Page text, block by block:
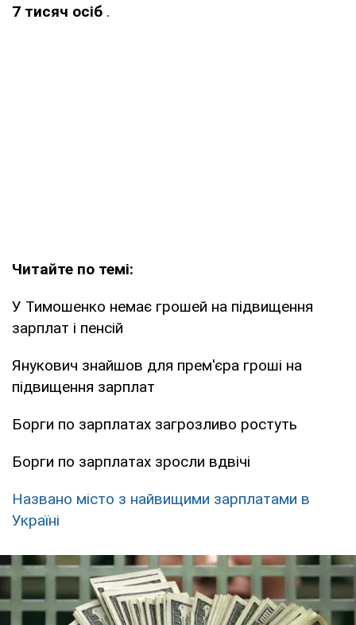
7 тисяч осіб .
Читайте по темі:
У Тимошенко немає грошей на підвищення
зарплат і пенсій
Янукович знайшов для прем'єра гроші на
підвищення зарплат
Борги по зарплатах загрозливо ростуть
Борги по зарплатах зросли вдвічі
Названо місто з найвищими зарплатами в
Україні